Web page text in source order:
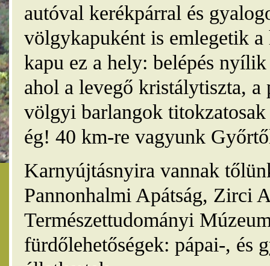
autóval kerékpárral és
völgykapuként is emlegetik
kapu ez a hely: belépés
ahol a levegő kristálytiszta, a
völgyi barlangok
ég! 40 km-re vagyunk
Karnyújtásnyira vannak
Pannonhalmi Apátság, Zirci
Természettudományi
fürdőlehetőségek: pápai-, és